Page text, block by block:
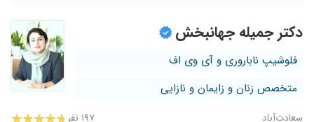
دکتر جمیله جهانبخش
فلوشیپ ناباروری و آی وی اف
متخصص زنان و زایمان و نازایی
سعادت‌آباد ۱۹۷ نفر